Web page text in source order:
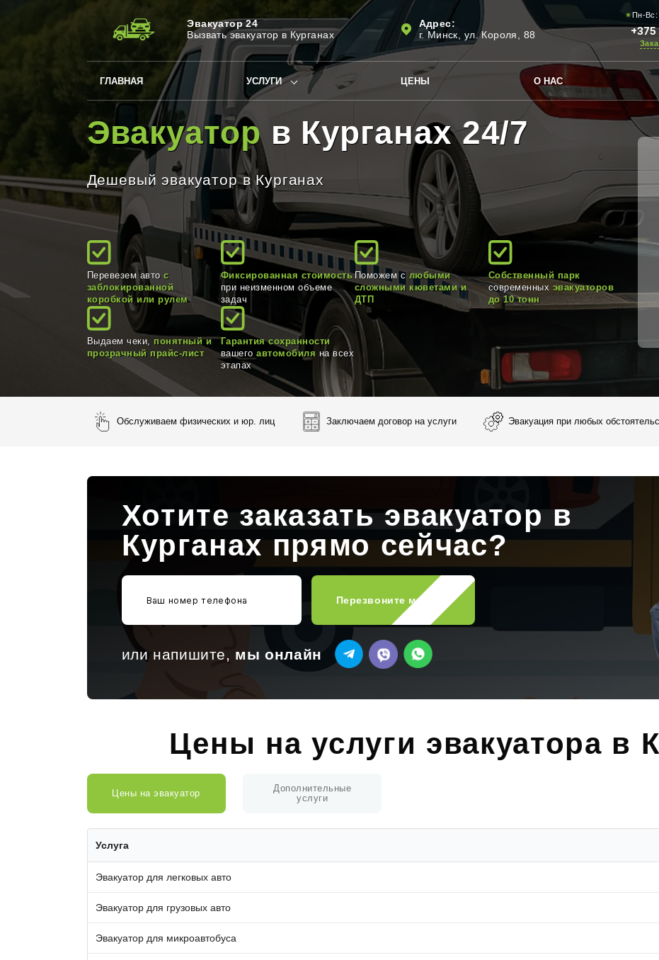
Эвакуатор 24
Вызвать эвакуатор в Курганах
Адрес:
г. Минск, ул. Короля, 88
Пн-Вс:
ГЛАВНАЯ УСЛУГИ ЦЕНЫ О НАС
Эвакуаторв Курганах 24/7
Дешевый эвакуатор в Курганах
Перевезем автос
заблокированной
коробкой или рулем
Фиксированная стоимость
при неизменном объеме
задач
Поможем с любыми
сложными кюветами и
ДТП
Собственный парк
современных эвакуаторов
до 10 тонн
Выдаем чеки, понятный и
прозрачный прайс-лист
Гарантия сохранности
вашегоавтомобиля на всех
этапах
Обслуживаем физических и юр. лиц Заключаем договор на услуги Эвакуация при любых
Хотите заказать эвакуатор в
Курганах прямо сейчас?
Перезвоните мне
или напишите, мы онлайн
Цены на услуги эвакуатора в
Цены на эвакуатор
Дополнительные
услуги
Услуга
Эвакуатор для легковых авто
Эвакуатор для грузовых авто
Эвакуатор для микроавтобуса